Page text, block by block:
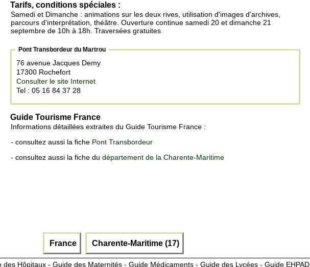
Tarifs, conditions spéciales :
Samedi et Dimanche : animations sur les deux rives, utilisation d'images d’archives,
parcours d'interprétation, théâtre. Ouverture continue samedi 20 et dimanche 21
septembre de 10h à 18h. Traversées gratuites
Pont Transbordeur du Martrou
76 avenue Jacques Demy
17300 Rochefort
Consulter le site Internet
Tel : 05 16 84 37 28
Guide Tourisme France
Informations détaillées extraites du Guide Tourisme France :
- consultez aussi la fiche Pont Transbordeur
- consultez aussi la fiche du département de la Charente-Maritime
France Charente-Maritime (17)
Hôpitaux - Guide des Maternités - Guide Médicaments - Guide des Lycées - Guide EHPAD